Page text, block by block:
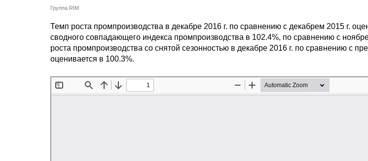
Группа RIM
Темп роста промпроизводства в декабре 2016 г. по сравнению с декабрем 2015 г.
сводного совпадающего индекса промпроизводства в 102.4%, по сравнению с
роста промпроизводства со снятой сезонностью в декабре 2016 г. по сравнению с
оценивается в 100.3%.